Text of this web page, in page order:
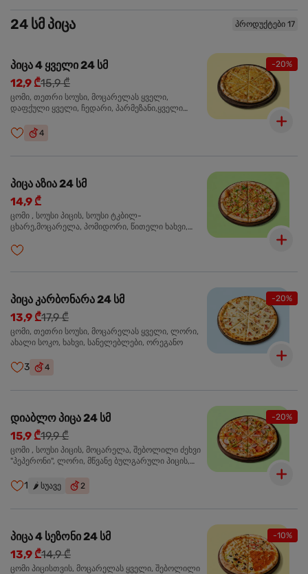
24 სმ პიცა პროდუქტები 17
-20%
პიცა 4 ყველი 24 სმ
12,9 ₾15,9 ₾
ცომი, თეთრი სოუსი, მოცარელას ყველი,
დაფქული ყველი, ჩედარი, პარმეზანი,ყველი
4
პიცა აზია 24 სმ
14,9 ₾
ცომი , სოუსი პიცის, სოუსი ტკბილ-
ცხარე,მოცარელა, პომიდორი, წითელი ხახვი,
სეზამის მარცვლის ნაზავი, ქინძი, ორეგანო
-20%
პიცა კარბონარა 24 სმ
13,9 ₾17,9 ₾
ცომი, თეთრი სოუსი, მოცარელას ყველი, ლორი,
ახალი სოკო, ხახვი, სანელებლები, ორეგანო
3 4
-20%
დიაბლო პიცა 24 სმ
15,9 ₾19,9 ₾
ცომი , სოუსი პიცის, მოცარელა, შებოლილი ძეხვი
"პეპერონი", ლორი, მწვანე ბულგარული პიცის,
1 🌶️ სუავე 2
-10%
პიცა 4 სეზონი 24 სმ
13,9 ₾14,9 ₾
ცომი პიცისთვის, მოცარელას ყველი, შებოლილი